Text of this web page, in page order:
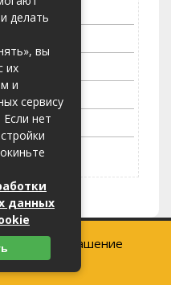
соглашение
делать
вы
их
и
сервису
нет
данных